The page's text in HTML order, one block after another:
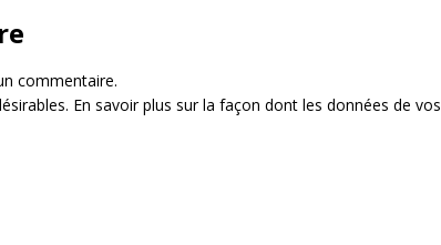
commentaire.
En savoir plus sur la façon dont les données de vos